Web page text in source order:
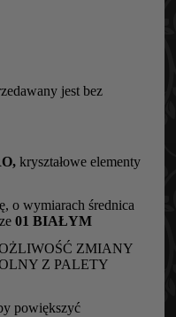
jest bez
kryształowe elementy
o wymiarach średnica
01 BIAŁYM
ZMIANY
Z PALETY
powiększyć